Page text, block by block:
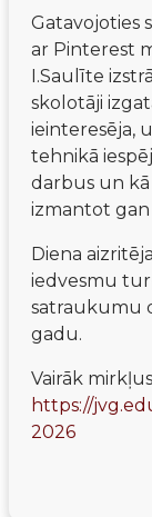
Gatavojoties
ar Pinterest
I.Saulīte
skolotāji
ieinteresēja,
tehnikā
darbus un
izmantot
Diena
iedvesmu
satraukumu
gadu.
https://
2026